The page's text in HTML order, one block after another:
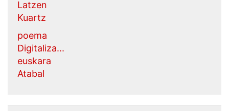
Latzen
Kuartz
poema
Digitaliza...
euskara
Atabal